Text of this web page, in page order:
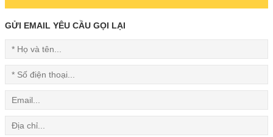
GỬI EMAIL YÊU CẦU GỌI LẠI